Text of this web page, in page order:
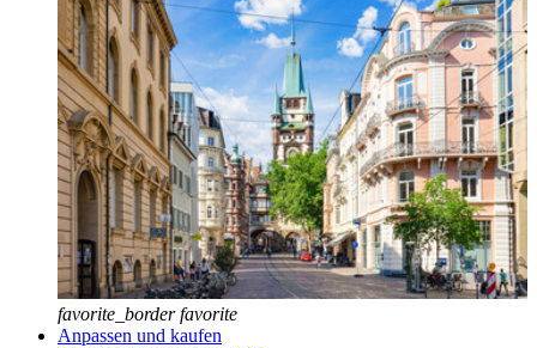
favorite_border favorite
Anpassen und kaufen